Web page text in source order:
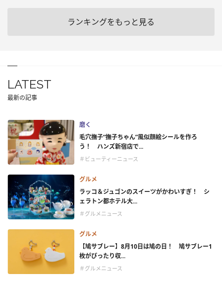
ランキングをもっと見る
LATEST
最新の記事
磨く
毛穴撫子“撫子ちゃん”風似顔絵シールを作ろ
う！ ハンズ新宿店で...
＃ビューティーニュース
グルメ
ラッコ＆ジュゴンのスイーツがかわいすぎ！ シ
ェラトン都ホテル大...
＃グルメニュース
グルメ
【鳩サブレー】8月10日は鳩の日！ 鳩サブレー1
枚がぴったり収...
＃グルメニュース